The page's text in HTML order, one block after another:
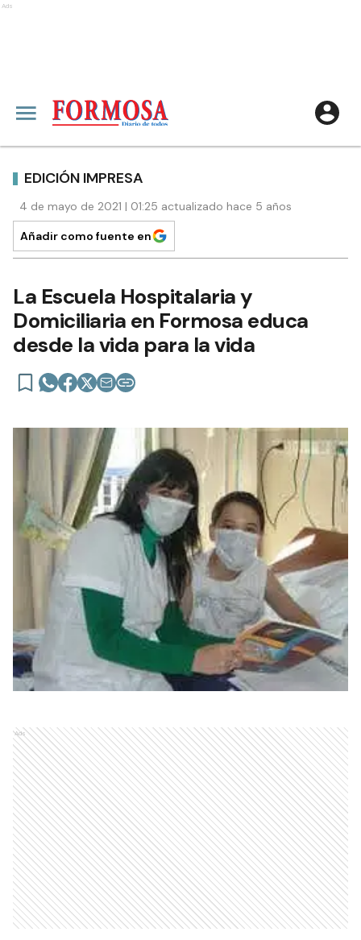
Ads
EDICIÓN IMPRESA
4 de mayo de 2021 | 01:25 actualizado hace 5 años
Añadir como fuente en
La Escuela Hospitalaria y
Domiciliaria en Formosa educa
desde la vida para la vida
Ads